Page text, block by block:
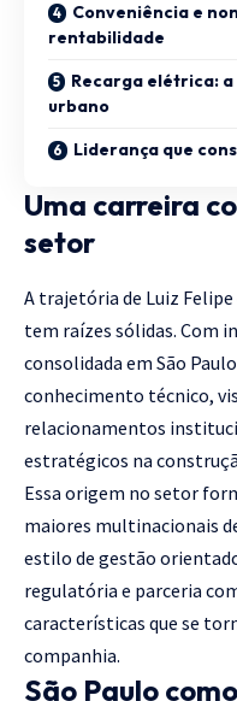
Conveniência e
rentabilidade
Recarga elétrica:
urbano
Liderança que
Uma carreira
setor
A trajetória de Luiz
tem raízes sólidas. Com
consolidada em São
conhecimento técnico,
relacionamentos
estratégicos na
Essa origem no setor
maiores multinacionais
estilo de gestão
regulatória e parceria
características que se
companhia.
São Paulo